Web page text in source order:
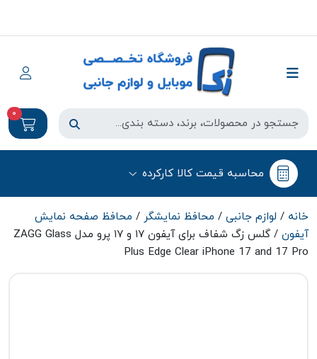
0
محاسبه قیمت کالا کارکرده
خانه / لوازم جانبی / محافظ نمایشگر / محافظ صفحه نمایش
آیفون
/ گلس زگ شفاف برای آیفون ۱۷ و ۱۷ پرو مدل ZAGG Glass
Plus Edge Clear iPhone 17 and 17 Pro